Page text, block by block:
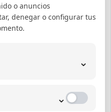
Límites
versión
o anuncios
denegar o configurar tus
⌄
⌄